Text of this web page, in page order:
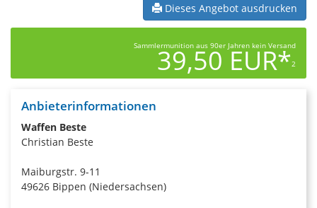
Dieses Angebot ausdrucken
Sammlermunition aus 90er Jahren kein Versand
39,50 EUR*2
Anbieterinformationen
Waffen Beste
Christian Beste
Maiburgstr. 9-11
49626 Bippen (Niedersachsen)